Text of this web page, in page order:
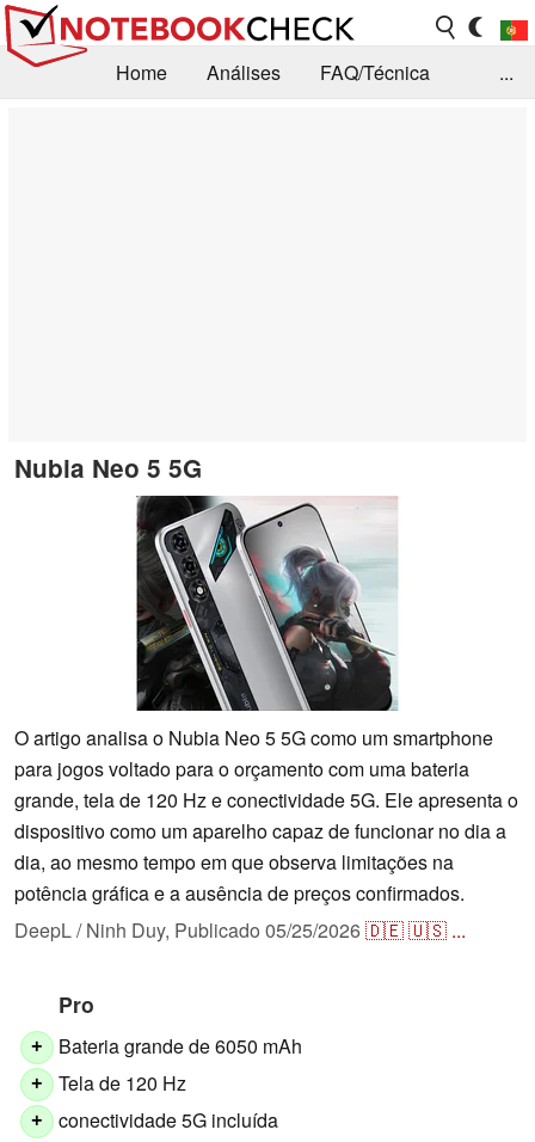
Home Análises
FAQ/Técnica
...
Nubia Neo 5 5G
O artigo analisa o Nubia Neo 5 5G como um smartphone
para jogos voltado para o orçamento com uma bateria
grande, tela de 120 Hz e conectividade 5G. Ele apresenta o
dispositivo como um aparelho capaz de funcionar no dia a
dia, ao mesmo tempo em que observa limitações na
potência gráfica e a ausência de preços confirmados.
DeepL / Ninh Duy, Publicado 05/25/2026🇩🇪🇺🇸 ...
Pro
+ Bateria grande de 6050 mAh
+ Tela de 120 Hz
+ conectividade 5G incluída